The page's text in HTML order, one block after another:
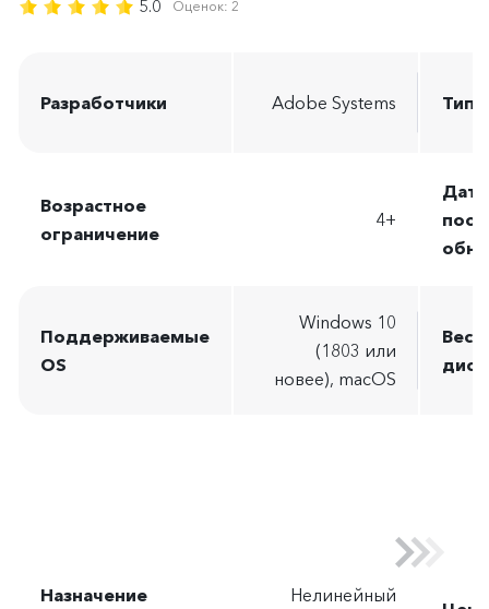
5.0 Оценок: 2
Разработчики Adobe Systems Тип
Возрастное
ограничение
4+
Поддерживаемые
OS
Windows 10
(1803 или
новее), macOS
Вес
Назначение
Нелинейный